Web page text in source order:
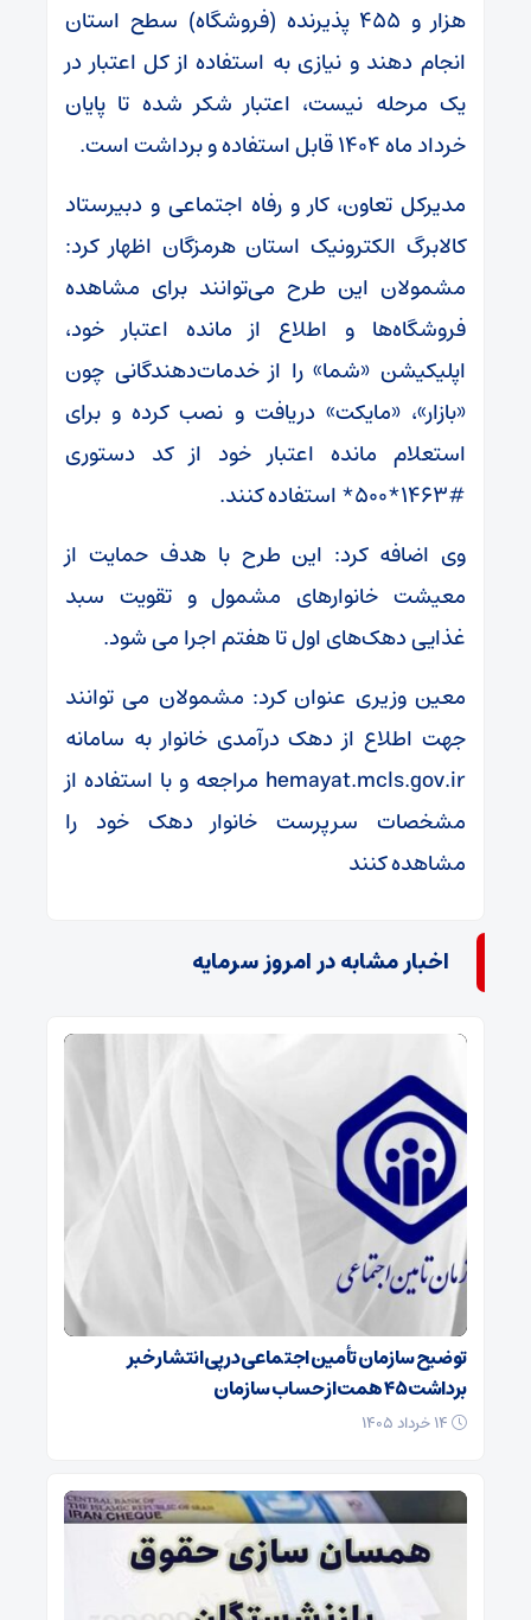
هزار و ۴۵۵ پذیرنده (فروشگاه) سطح استان
انجام دهند و نیازی به استفاده از کل اعتبار در
یک مرحله نیست، اعتبار شکر شده‌ تا پایان
خرداد ماه ۱۴۰۴ قابل استفاده و برداشت است.
مدیرکل تعاون، کار و رفاه اجتماعی و دبیرستاد
کالابرگ الکترونیک استان هرمزگان اظهار کرد:
مشمولان این طرح می‌توانند برای مشاهده
فروشگاه‌ها و اطلاع از مانده اعتبار خود،
اپلیکیشن «شما» را از خدمات‌دهندگانی چون
«بازار»، «مایکت» دریافت و نصب کرده و برای
استعلام مانده اعتبار خود از کد دستوری
#۱۴۶۳*۵۰۰* استفاده کنند.
وی اضافه کرد: این طرح با هدف حمایت از
معیشت خانوارهای مشمول و تقویت سبد
غذایی دهک‌های اول تا هفتم اجرا می شود.
معین وزیری عنوان کرد: مشمولان می توانند
جهت اطلاع از دهک درآمدی خانوار به سامانه
hemayat.mcls.gov.ir مراجعه و با استفاده از
مشخصات سرپرست خانوار دهک خود را
مشاهده کنند
اخبار مشابه در امروز سرمایه
توضیح سازمان تأمین اجتماعی در پی انتشار خبر
برداشت ۴۵ همت از حساب سازمان